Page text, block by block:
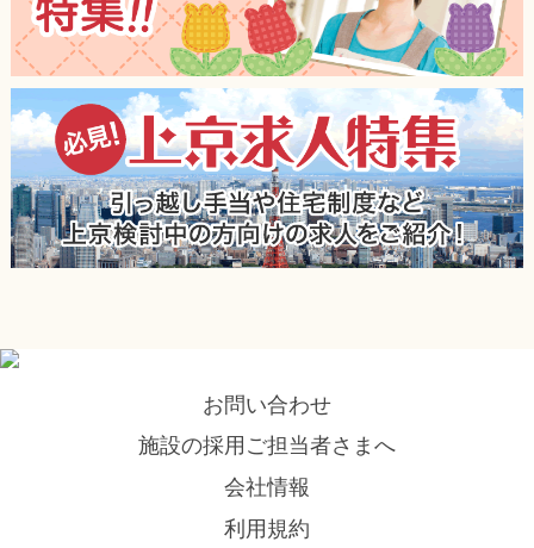
お問い合わせ
施設の採用ご担当者さまへ
会社情報
利用規約